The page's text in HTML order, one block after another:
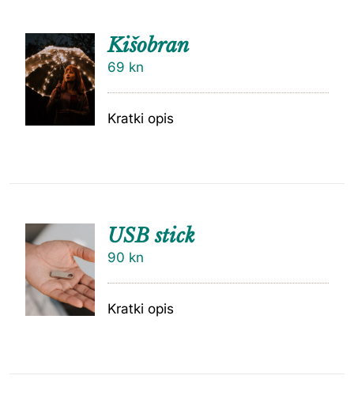
DODAJ
U
KOŠARI
Kišobran
69 kn
Kratki opis
DODAJ
CU
USB stick
90 kn
Kratki opis